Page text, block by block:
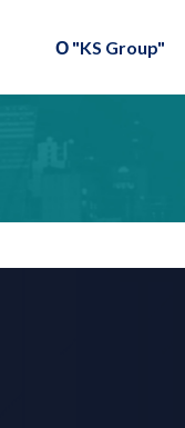
О "KS Group"